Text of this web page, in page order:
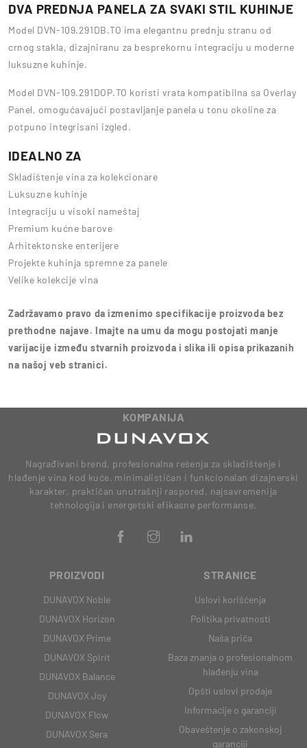
DVA PREDNJA PANELA ZA SVAKI STIL KUHINJE
Model DVN-109.291DB.TO ima elegantnu prednju stranu od
crnog stakla, dizajniranu za besprekornu integraciju u moderne
luksuzne kuhinje.
Model DVN-109.291DOP.TO koristi vrata kompatibilna sa Overlay
Panel, omogućavajući postavljanje panela u tonu okoline za
potpuno integrisani izgled.
IDEALNO ZA
Skladištenje vina za kolekcionare
Luksuzne kuhinje
Integraciju u visoki nameštaj
Premium kućne barove
Arhitektonske enterijere
Projekte kuhinja spremne za panele
Velike kolekcije vina
Zadržavamo pravo da izmenimo specifikacije proizvoda bez
prethodne najave. Imajte na umu da mogu postojati manje
varijacije između stvarnih proizvoda i slika ili opisa prikazanih
na našoj veb stranici.
KOMPANIJA
Nagrađivani brend, profesionalna rešenja za skladištenje i
hlađenje vina kod kuće, minimalističan i funkcionalan dizajnerski
karakter, praktičan unutrašnji raspored, najsavremenija
tehnologija i energetski efikasne performanse.
PROIZVODI
DUNAVOX Noble
DUNAVOX Horizon
DUNAVOX Prime
DUNAVOX Spirit
DUNAVOX Balance
DUNAVOX Joy
DUNAVOX Flow
DUNAVOX Sera
STRANICE
Uslovi korišćenja
Politika privatnosti
Naša priča
Baza znanja o profesionalnom
hlađenju vina
Opšti uslovi prodaje
Informacije o garanciji
Obaveštenje o zakonskoj
garanciji